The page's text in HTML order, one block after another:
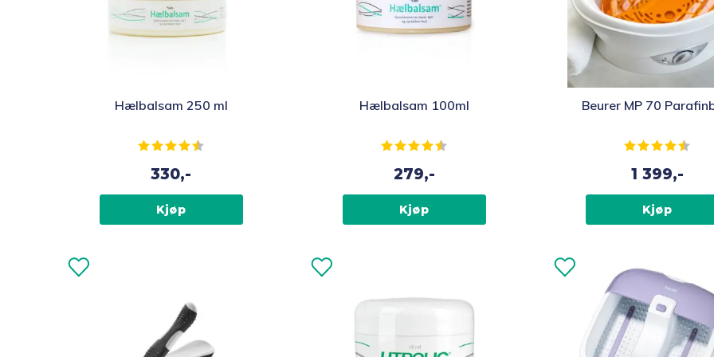
Hælbalsam 250 ml
Karakter:
330,-
Kjøp
Hælbalsam 100ml
Karakter:
279,-
Kjøp
Beurer MP 70
Karakter:
1 399,-
Kjøp